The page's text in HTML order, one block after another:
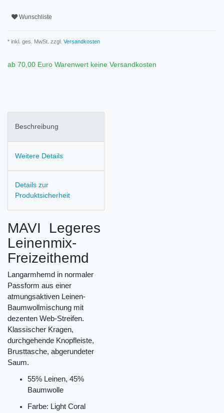
Wunschliste
* inkl. ges. MwSt. zzgl. Versandkosten
ab 70,00 Euro Warenwert keine Versandkosten
Beschreibung
Weitere Details
Details zur
Produktsicherheit
MAVI Legeres
Leinenmix-
Freizeithemd
Langarmhemd in normaler
Passform aus einer
atmungsaktiven Leinen-
Baumwollmischung mit
dezenten Web-Streifen.
Klassischer Kragen,
durchgehende Knopfleiste,
Brusttasche, abgerundeter
Saum.
55% Leinen, 45%
Baumwolle
Farbe: Light Coral